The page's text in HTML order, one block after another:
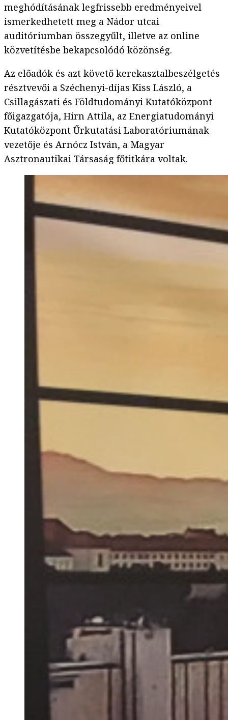
meghódításának legfrissebb eredményeivel
ismerkedhetett meg a Nádor utcai
auditóriumban összegyűlt, illetve az online
közvetítésbe bekapcsolódó közönség.
Az előadók és azt követő kerekasztalbeszélgetés
résztvevői a Széchenyi-díjas Kiss László, a
Csillagászati és Földtudományi Kutatóközpont
főigazgatója, Hirn Attila, az Energiatudományi
Kutatóközpont Űrkutatási Laboratóriumának
vezetője és Arnócz István, a Magyar
Asztronautikai Társaság főtitkára voltak.